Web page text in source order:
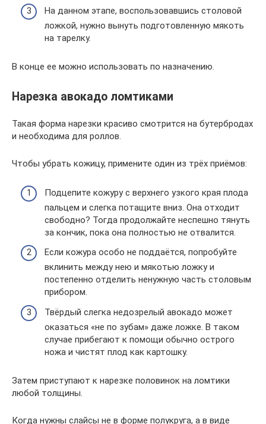
На данном этапе, воспользовавшись столовой
ложкой, нужно вынуть подготовленную мякоть
на тарелку.
В конце ее можно использовать по назначению.
Нарезка авокадо ломтиками
Такая форма нарезки красиво смотрится на бутербродах
и необходима для роллов.
Чтобы убрать кожицу, примените один из трёх приёмов:
Подцепите кожуру с верхнего узкого края плода
пальцем и слегка потащите вниз. Она отходит
свободно? Тогда продолжайте неспешно тянуть
за кончик, пока она полностью не отвалится.
Если кожура особо не поддаётся, попробуйте
вклинить между нею и мякотью ложку и
постепенно отделить ненужную часть столовым
прибором.
Твёрдый слегка недозрелый авокадо может
оказаться «не по зубам» даже ложке. В таком
случае прибегают к помощи обычно острого
ножа и чистят плод как картошку.
Затем приступают к нарезке половинок на ломтики
любой толщины.
Когда нужны слайсы не в форме полукруга, а в виде